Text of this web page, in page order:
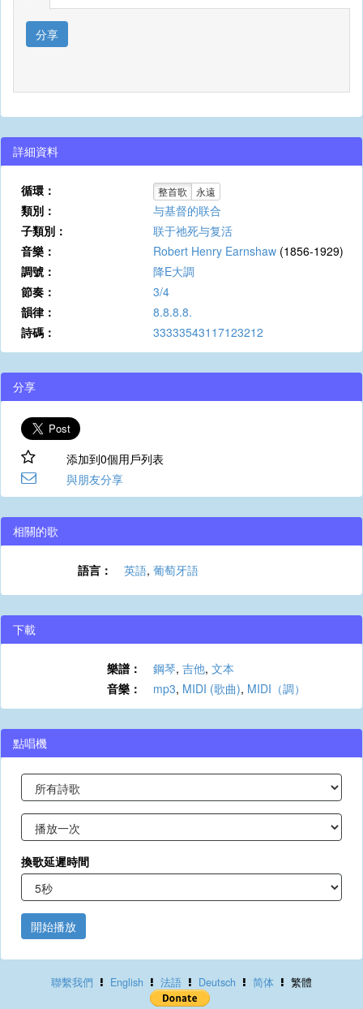
分享
詳細資料
循環： 整首歌 永遠
類別：
与基督的联合
子類別：
联于祂死与复活
音樂：
Robert Henry Earnshaw (1856-1929)
調號：
降E大調
節奏：
3/4
韻律：
8.8.8.8.
詩碼：
33333543117123212
分享
添加到0個用戶列表
與朋友分享
相關的歌
語言： 英語, 葡萄牙語
下載
樂譜： 鋼琴, 吉他, 文本
音樂：
mp3, MIDI (歌曲), MIDI（調）
點唱機
換歌延遲時間
開始播放
聯繫我們 English 法語 Deutsch 简体 繁體